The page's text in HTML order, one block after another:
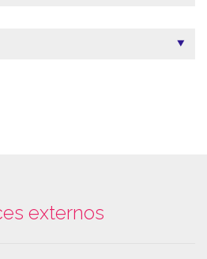
externos